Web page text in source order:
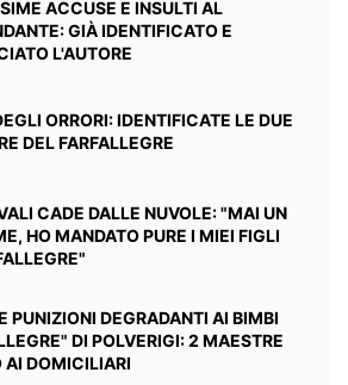
ACCUSE E INSULTI AL
GIÀ IDENTIFICATO E
L'AUTORE
ORRORI: IDENTIFICATE LE DUE
DEL FARFALLEGRE
CADE DALLE NUVOLE: "MAI UN
HO MANDATO PURE I MIEI FIGLI
PUNIZIONI DEGRADANTI AI BIMBI
DI POLVERIGI: 2 MAESTRE
AI DOMICILIARI